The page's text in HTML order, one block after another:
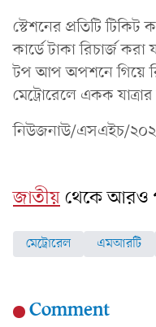
স্টেশনের প্রতিটি
কার্ডে টাকা রিচার্জ
টপ আপ অপশনে গিয়ে
মেট্রোরেলে একক
নিউজনাউ/এসএইচ/
জাতীয়থেকে আরও
মেট্রোরেল এমআরটি
Comment